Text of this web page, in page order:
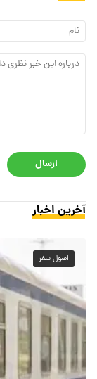
ارسال
آخرین اخبار
اصول سفر